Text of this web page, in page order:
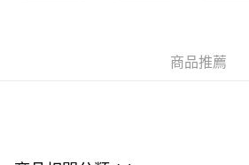
每筆HK$20.00，滿HK$100.00或以上免運費
(澳門門市) 只顯示可選門市。確認發貨後
商品推薦